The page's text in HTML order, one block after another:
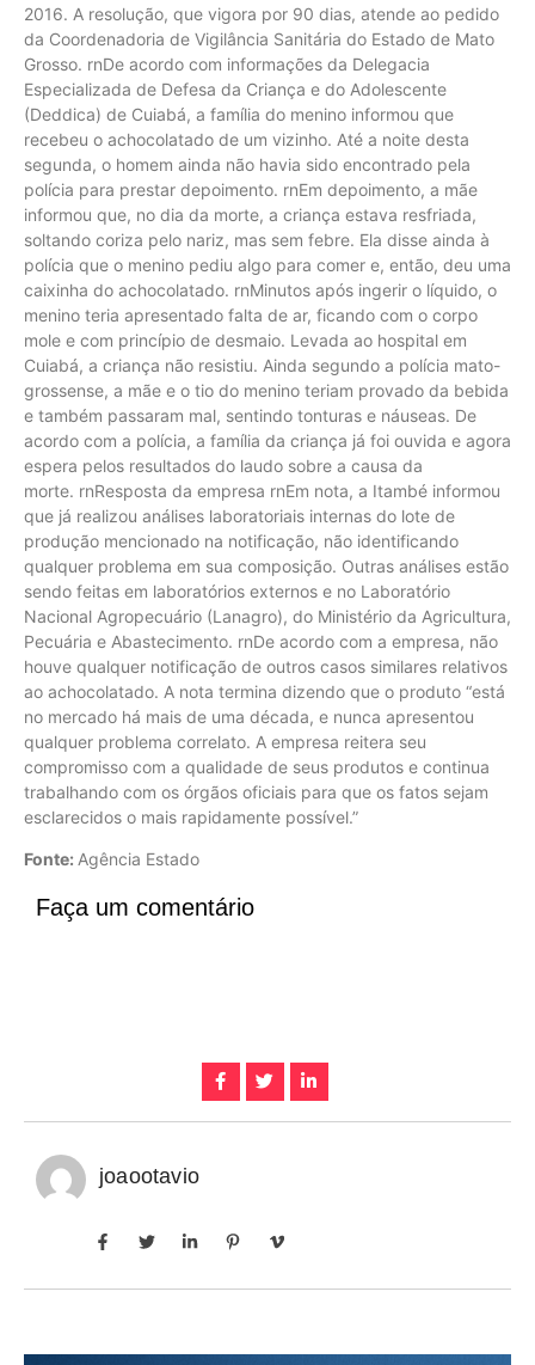
2016. A resolução, que vigora por 90 dias, atende ao pedido
da Coordenadoria de Vigilância Sanitária do Estado de Mato
Grosso. rnDe acordo com informações da Delegacia
Especializada de Defesa da Criança e do Adolescente
(Deddica) de Cuiabá, a família do menino informou que
recebeu o achocolatado de um vizinho. Até a noite desta
segunda, o homem ainda não havia sido encontrado pela
polícia para prestar depoimento. rnEm depoimento, a mãe
informou que, no dia da morte, a criança estava resfriada,
soltando coriza pelo nariz, mas sem febre. Ela disse ainda à
polícia que o menino pediu algo para comer e, então, deu uma
caixinha do achocolatado. rnMinutos após ingerir o líquido, o
menino teria apresentado falta de ar, ficando com o corpo
mole e com princípio de desmaio. Levada ao hospital em
Cuiabá, a criança não resistiu. Ainda segundo a polícia mato-
grossense, a mãe e o tio do menino teriam provado da bebida
e também passaram mal, sentindo tonturas e náuseas. De
acordo com a polícia, a família da criança já foi ouvida e agora
espera pelos resultados do laudo sobre a causa da
morte. rnResposta da empresa rnEm nota, a Itambé informou
que já realizou análises laboratoriais internas do lote de
produção mencionado na notificação, não identificando
qualquer problema em sua composição. Outras análises estão
sendo feitas em laboratórios externos e no Laboratório
Nacional Agropecuário (Lanagro), do Ministério da Agricultura,
Pecuária e Abastecimento. rnDe acordo com a empresa, não
houve qualquer notificação de outros casos similares relativos
ao achocolatado. A nota termina dizendo que o produto “está
no mercado há mais de uma década, e nunca apresentou
qualquer problema correlato. A empresa reitera seu
compromisso com a qualidade de seus produtos e continua
trabalhando com os órgãos oficiais para que os fatos sejam
esclarecidos o mais rapidamente possível.”
Fonte: Agência Estado
Faça um comentário
joaootavio